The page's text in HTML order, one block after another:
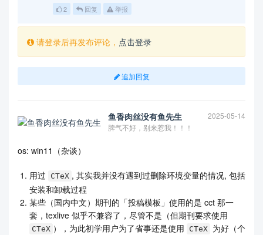
2 回复 举报
请登录后再发布评论， 点击登录
追加回复
鱼香肉丝没有鱼先生
2025-05-14
脾气不好，别来惹我！！！
os: win11（杂谈）
用过 CTeX , 其实我并没有遇到过删除环境变量的情况, 包括
安装和卸载过程
某些（国内中文）期刊的「投稿模板」使用的是 cct 那一
套，texlive 似乎不兼容了，尽管不是（但期刊要求使用
CTeX ），为此初学用户为了省事还是使用 CTeX
为好（个